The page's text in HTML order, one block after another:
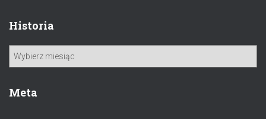
j
:
Historia
H
tMeta